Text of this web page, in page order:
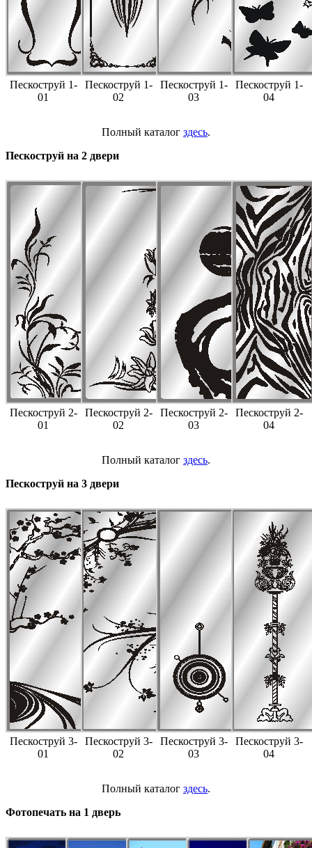
Пескоструй 1-
01
Пескоструй 1-
02
Пескоструй 1-
03
Пескоструй 1-
04
Полный каталог здесь.
Пескоструй на 2 двери
Пескоструй 2-
01
Пескоструй 2-
02
Пескоструй 2-
03
Пескоструй 2-
04
Полный каталог здесь.
Пескоструй на 3 двери
Пескоструй 3-
01
Пескоструй 3-
02
Пескоструй 3-
03
Пескоструй 3-
04
Полный каталог здесь.
Фотопечать на 1 дверь